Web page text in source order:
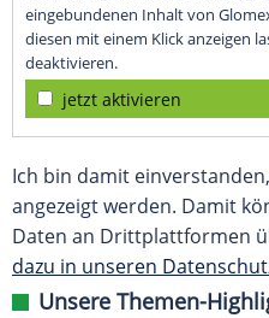
eingebundenen Inhalt von
diesen mit einem Klick anzeigen
deaktivieren.
jetzt aktivieren
Ich bin damit
angezeigt werden. Damit
Daten an Drittplattformen
dazu in unseren
Unsere Themen-